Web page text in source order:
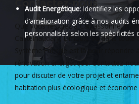
Audit Énergétique: Identifiez les
d’amélioration grâce à nos audits
personnalisés selon les spécificités
Contactez-nous
Que vous résidiez à Carcassonne,
Castelnaudary, Limoux, ou dans toute
Système Energie est là pour répondre
rénovation énergétique. Contactez-
pour discuter de votre projet et
habitation plus écologique et économe